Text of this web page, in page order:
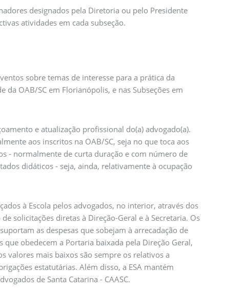
designados pela Diretoria ou pelo Presidente
atividades em cada subseção.
sobre temas de interesse para a prática da
da OAB/SC em Florianópolis, e nas Subseções em
e atualização profissional do(a) advogado(a).
aos inscritos na OAB/SC, seja no que toca aos
- normalmente de curta duração e com número de
didáticos - seja, ainda, relativamente à ocupação
à Escola pelos advogados, no interior, através dos
solicitações diretas à Direção-Geral e à Secretaria. Os
as despesas que sobejam à arrecadação de
obedecem a Portaria baixada pela Direção Geral,
valores mais baixos são sempre os relativos a
estatutárias. Além disso, a ESA mantém
de Santa Catarina - CAASC.